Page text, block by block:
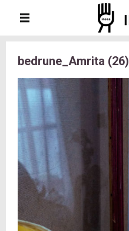
bedrune_Amrita (26)